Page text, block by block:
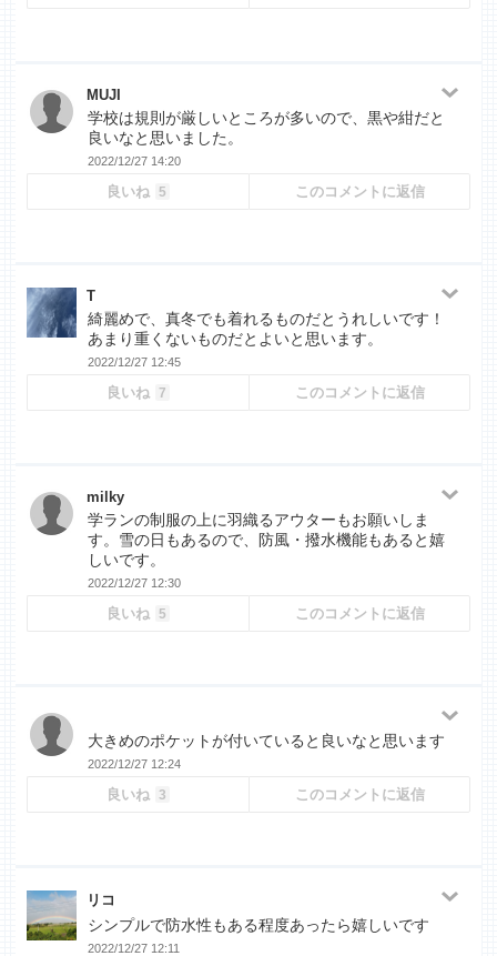
MUJI
学校は規則が厳しいところが多いので、黒や紺だと
良いなと思いました。
2022/12/27 14:20
良いね 5 このコメントに返信
T
綺麗めで、真冬でも着れるものだとうれしいです！
あまり重くないものだとよいと思います。
2022/12/27 12:45
良いね 7 このコメントに返信
milky
学ランの制服の上に羽織るアウターもお願いしま
す。雪の日もあるので、防風・撥水機能もあると嬉
しいです。
2022/12/27 12:30
良いね 5 このコメントに返信
大きめのポケットが付いていると良いなと思います
2022/12/27 12:24
良いね 3 このコメントに返信
リコ
シンプルで防水性もある程度あったら嬉しいです
2022/12/27 12:11